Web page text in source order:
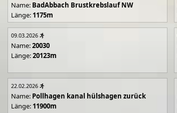
Name: BadAbbach Brustkrebslauf NW
Länge: 1175m
09.03.2026
Name:20030
Länge:20123m
22.02.2026
Name: Pollhagen kanal hülshagen zurück
Länge: 11900m